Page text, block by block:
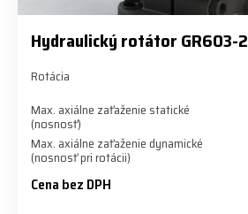
Hydraulický rotátor GR603-2
Rotácia
Max. axiálne zaťaženie statické
(nosnosť)
Max. axiálne zaťaženie dynamické
(nosnosť pri rotácii)
Cena bez DPH